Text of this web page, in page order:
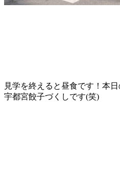
見学を終えると昼食です！本
宇都宮餃子づくしです(笑)